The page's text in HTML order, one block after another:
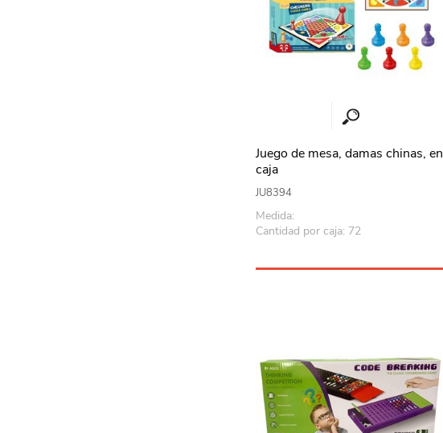
Juego de mesa, damas chinas, en
caja
JU8394
Medida:
Cantidad por caja: 72